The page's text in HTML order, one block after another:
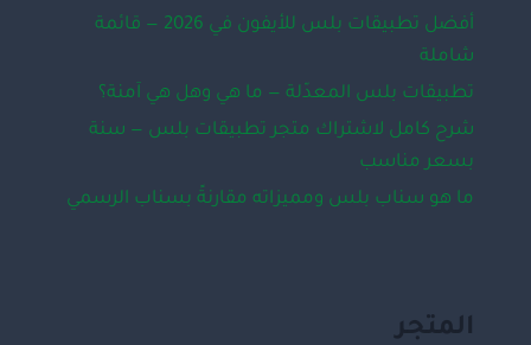
أفضل تطبيقات بلس للأيفون في 2026 — قائمة
شاملة
تطبيقات بلس المعدّلة — ما هي وهل هي آمنة؟
شرح كامل لاشتراك متجر تطبيقات بلس — سنة
بسعر مناسب
ما هو سناب بلس ومميزاته مقارنةً بسناب الرسمي
المتجر